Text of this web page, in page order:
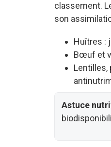
classement.
son
Huîtres :
Bœuf et
Lentilles,
Astuce